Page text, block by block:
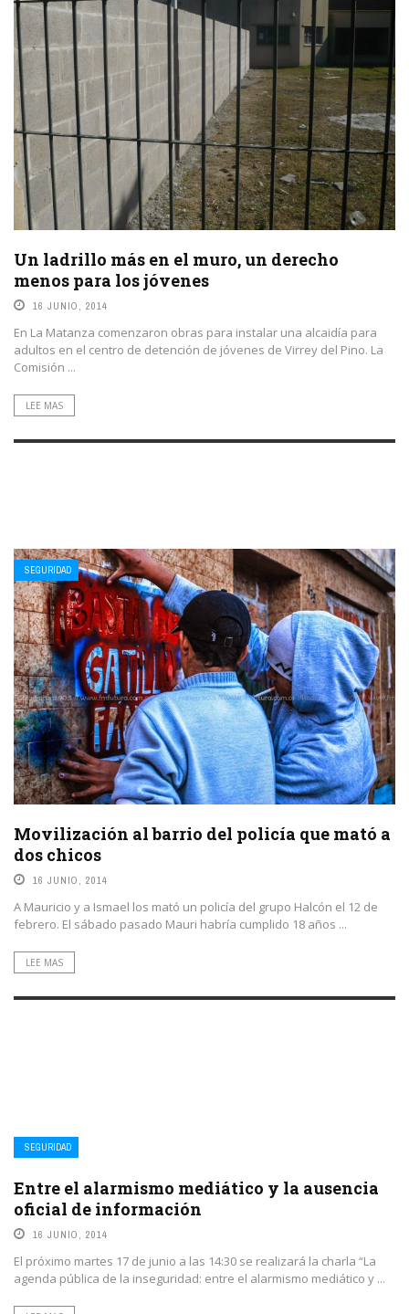
LEE MAS
Un ladrillo más en el muro, un derecho
menos para los jóvenes
16 JUNIO, 2014
En La Matanza comenzaron obras para instalar una alcaidía para
adultos en el centro de detención de jóvenes de Virrey del Pino. La
Comisión ...
LEE MAS
SEGURIDAD
Movilización al barrio del policía que mató a
dos chicos
16 JUNIO, 2014
A Mauricio y a Ismael los mató un policía del grupo Halcón el 12 de
febrero. El sábado pasado Mauri habría cumplido 18 años ...
LEE MAS
SEGURIDAD
Entre el alarmismo mediático y la ausencia
oficial de información
16 JUNIO, 2014
El próximo martes 17 de junio a las 14:30 se realizará la charla “La
agenda pública de la inseguridad: entre el alarmismo mediático y ...